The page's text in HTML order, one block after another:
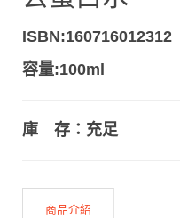
ISBN:160716012312
容量:100ml
庫 存：充足
商品介紹